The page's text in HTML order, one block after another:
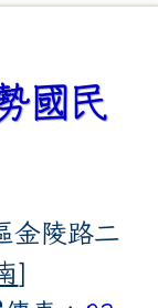
國民
金陵路二
]